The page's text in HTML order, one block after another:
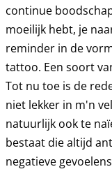
continue
moeilijk hebt, je
reminder in de
tattoo. Een soort
Tot nu toe is de
niet lekker in m'n
natuurlijk ook te
bestaat die altijd
negatieve